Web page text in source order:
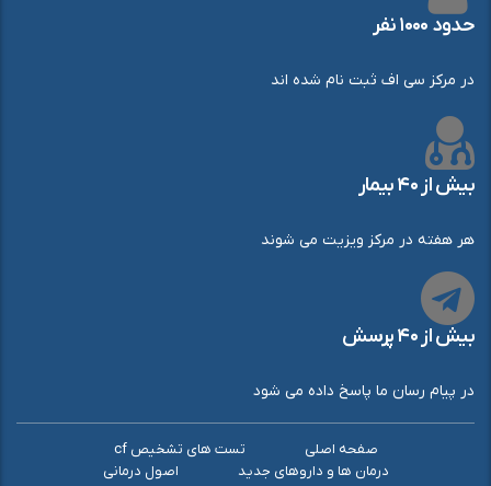
حدود ۱۰۰۰ نفر
در مرکز سی اف ثبت نام شده اند
بیش از ۴۰ بیمار
هر هفته در مرکز ویزیت می شوند
بیش از ۴۰ پرسش
در پیام رسان ما پاسخ داده می شود
صفحه اصلی
تست های تشخیص cf
درمان ها و داروهای جدید
اصول درمانی